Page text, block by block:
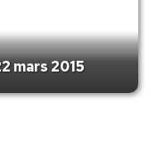
mars 2015